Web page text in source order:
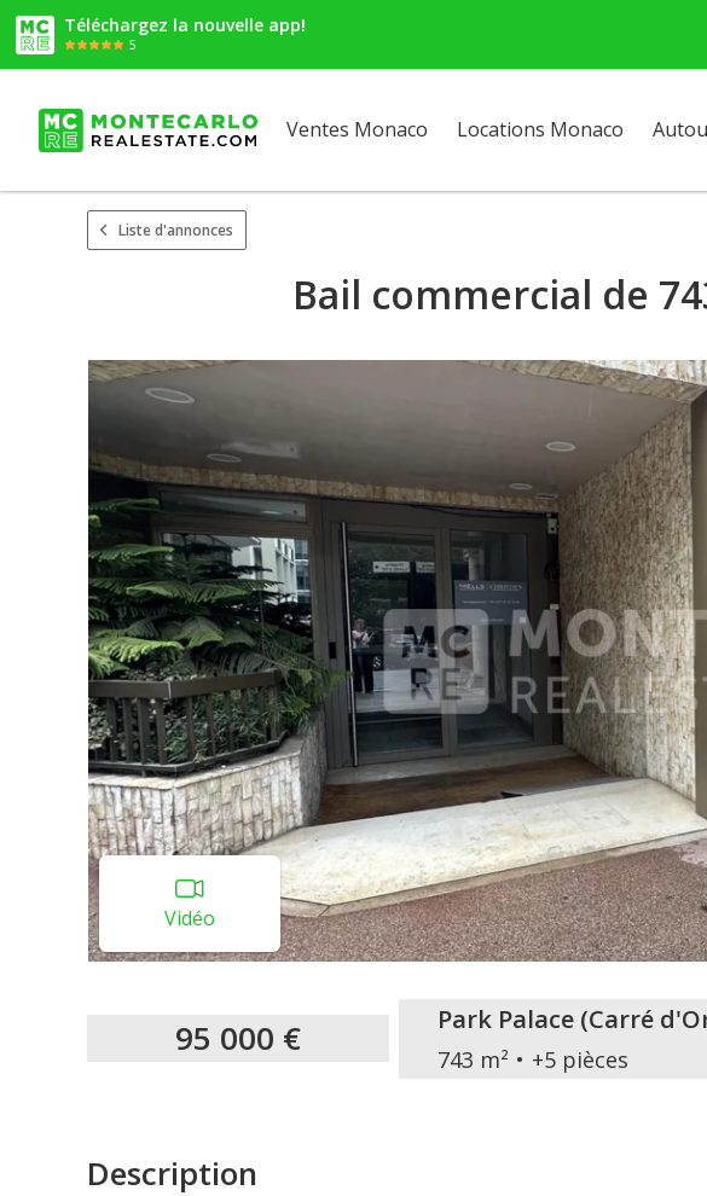
Téléchargez la nouvelle app!
5
Ventes Monaco Locations Monaco
Liste d'annonces
Bail commercial de
Vidéo
95 000 € Park Palace (Carré
743 m² +5 pièces
Description